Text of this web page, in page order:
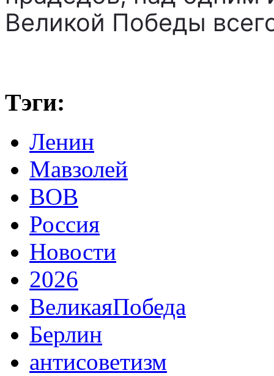
Великой Победы
Тэги:
Ленин
Мавзолей
ВОВ
Россия
Новости
2026
ВеликаяПобеда
Берлин
антисоветизм